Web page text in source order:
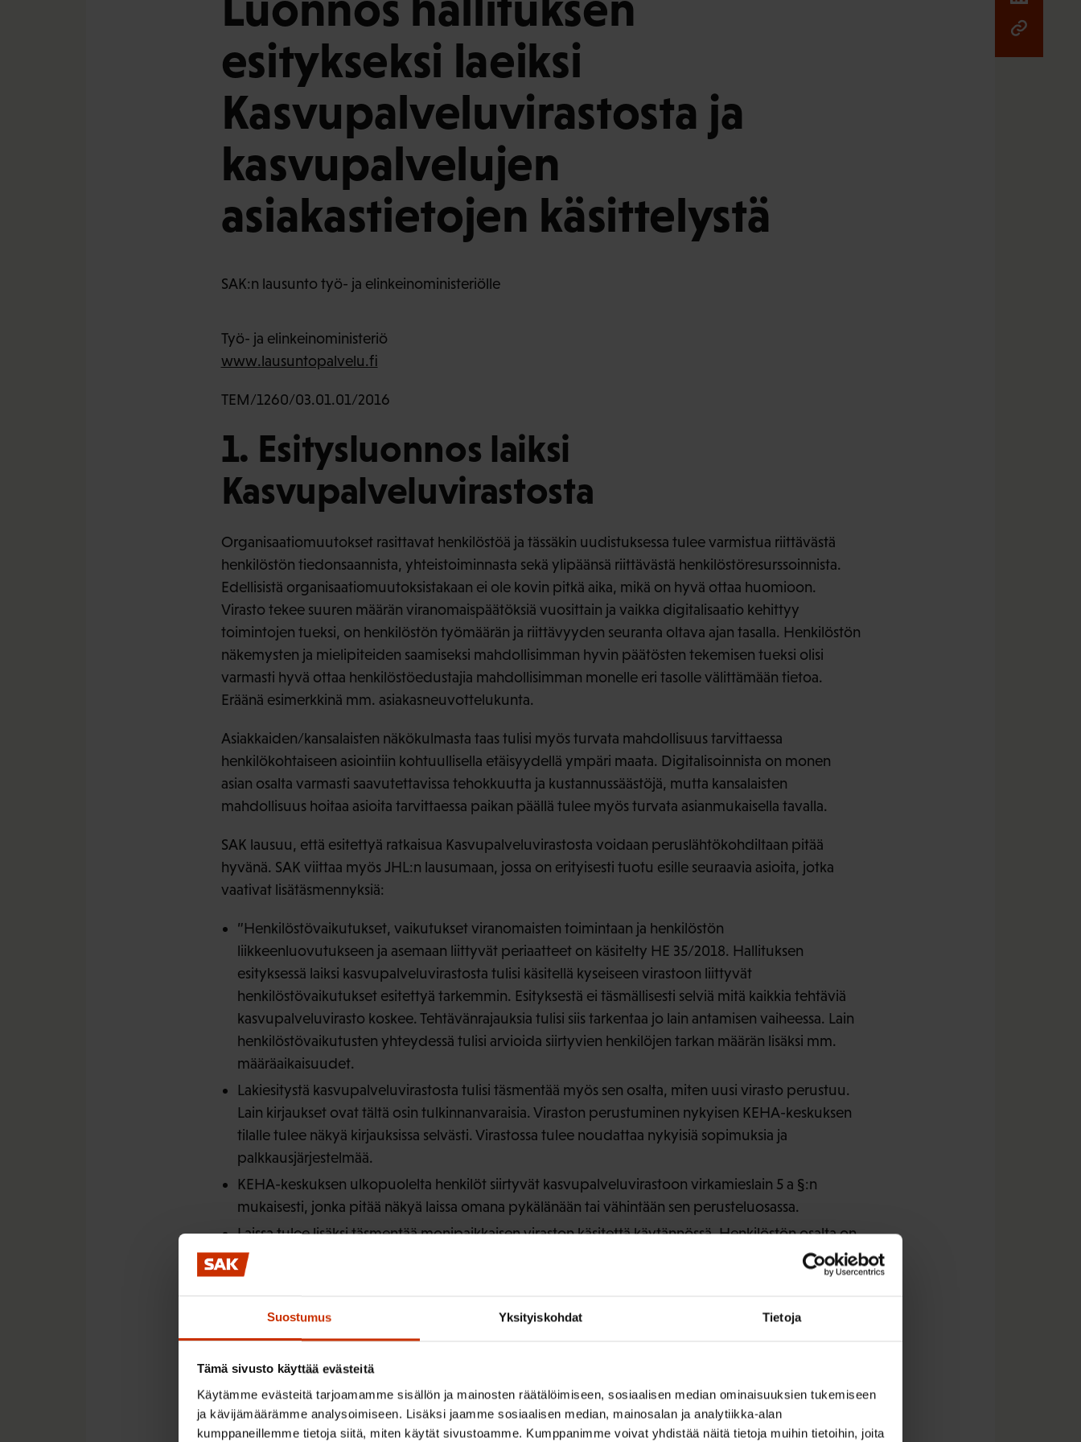
Suostumus Yksityiskohdat Tietoja
Tämä sivusto käyttää evästeitä
Käytämme evästeitä tarjoamamme sisällön ja mainosten räätälöimiseen, sosiaalisen median ominaisuuksien tukemiseen
ja kävijämäärämme analysoimiseen. Lisäksi jaamme sosiaalisen median, mainosalan ja analytiikka-alan
kumppaneillemme tietoja siitä, miten käytät sivustoamme. Kumppanimme voivat yhdistää näitä tietoja muihin tietoihin, joita
esitykseksi laeiksi
Kasvupalveluvirastosta ja
kasvupalvelujen
asiakastietojen käsittelystä
SAK:n lausunto työ- ja elinkeinoministeriölle
Työ- ja elinkeinoministeriö
www.lausuntopalvelu.fi
TEM/1260/03.01.01/2016
1. Esitysluonnos laiksi
Kasvupalveluvirastosta
Organisaatiomuutokset rasittavat henkilöstöä ja tässäkin uudistuksessa tulee varmistua riittävästä
henkilöstön tiedonsaannista, yhteistoiminnasta sekä ylipäänsä riittävästä henkilöstöresurssoinnista.
Edellisistä organisaatiomuutoksistakaan ei ole kovin pitkä aika, mikä on hyvä ottaa huomioon.
Virasto tekee suuren määrän viranomaispäätöksiä vuosittain ja vaikka digitalisaatio kehittyy
toimintojen tueksi, on henkilöstön työmäärän ja riittävyyden seuranta oltava ajan tasalla. Henkilöstön
näkemysten ja mielipiteiden saamiseksi mahdollisimman hyvin päätösten tekemisen tueksi olisi
varmasti hyvä ottaa henkilöstöedustajia mahdollisimman monelle eri tasolle välittämään tietoa.
Eräänä esimerkkinä mm. asiakasneuvottelukunta.
Asiakkaiden/kansalaisten näkökulmasta taas tulisi myös turvata mahdollisuus tarvittaessa
henkilökohtaiseen asiointiin kohtuullisella etäisyydellä ympäri maata. Digitalisoinnista on monen
asian osalta varmasti saavutettavissa tehokkuutta ja kustannussäästöjä, mutta kansalaisten
mahdollisuus hoitaa asioita tarvittaessa paikan päällä tulee myös turvata asianmukaisella tavalla.
SAK lausuu, että esitettyä ratkaisua Kasvupalveluvirastosta voidaan peruslähtökohdiltaan pitää
hyvänä. SAK viittaa myös JHL:n lausumaan, jossa on erityisesti tuotu esille seuraavia asioita, jotka
vaativat lisätäsmennyksiä:
”Henkilöstövaikutukset, vaikutukset viranomaisten toimintaan ja henkilöstön
liikkeenluovutukseen ja asemaan liittyvät periaatteet on käsitelty HE 35/2018. Hallituksen
esityksessä laiksi kasvupalveluvirastosta tulisi käsitellä kyseiseen virastoon liittyvät
henkilöstövaikutukset esitettyä tarkemmin. Esityksestä ei täsmällisesti selviä mitä kaikkia tehtäviä
kasvupalveluvirasto koskee. Tehtävänrajauksia tulisi siis tarkentaa jo lain antamisen vaiheessa. Lain
henkilöstövaikutusten yhteydessä tulisi arvioida siirtyvien henkilöjen tarkan määrän lisäksi mm.
määräaikaisuudet.
Lakiesitystä kasvupalveluvirastosta tulisi täsmentää myös sen osalta, miten uusi virasto perustuu.
Lain kirjaukset ovat tältä osin tulkinnanvaraisia. Viraston perustuminen nykyisen KEHA-keskuksen
tilalle tulee näkyä kirjauksissa selvästi. Virastossa tulee noudattaa nykyisiä sopimuksia ja
palkkausjärjestelmää.
KEHA-keskuksen ulkopuolelta henkilöt siirtyvät kasvupalveluvirastoon virkamieslain 5 a §:n
mukaisesti, jonka pitää näkyä laissa omana pykälänään tai vähintään sen perusteluosassa.
Laissa tulee lisäksi täsmentää monipaikkaisen viraston käsitettä käytännössä. Henkilöstön osalta on
säädettävä muutostilanteen turvasta, eli työnantajan velvollisuudesta huolehtia toimipaikan
säilymisestä.”
Kommentit ja huomiot koskien kasvupalveluviraston toimialaa ja tehtäviä (1 – 2 §) sekä pykälien
yksityiskohtaisia perusteluja
Esityksessä todetaan sivulla 20, että digitaalisilla ja sähköisillä palveluilla asiakkaalle voidaan
monituottajamallissa tarjota palveluja yhden luukun periaatteella. Kasvupalveluviraston tuottamat ja
ylläpitämät järjestelmät ja alustat sekä digitaaliset ja sähköiset palvelut varmistaisivat